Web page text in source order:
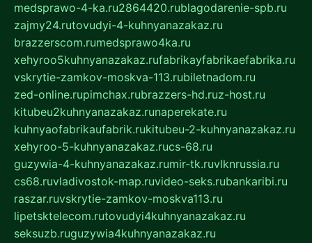
medsprawo-4-ka.ru2864420.rublagodarenie-spb.ru
zajmy24.rutovudyi-4-kuhnyanazakaz.ru
brazzerscom.rumedsprawo4ka.ru
xehyroo5kuhnyanazakaz.rufabrikayfabrikaefabrika.ru
vskrytie-zamkov-moskva-113.rubiletnadom.ru
zed-online.rupimchax.rubrazzers-hd.ruz-host.ru
kitubeu2kuhnyanazakaz.runaperekate.ru
kuhnyaofabrikaufabrik.rukitubeu-2-kuhnyanazakaz.ru
xehyroo-5-kuhnyanazakaz.rucs-68.ru
guzywia-4-kuhnyanazakaz.rumir-tk.ruvlknrussia.ru
cs68.ruvladivostok-map.ruvideo-seks.rubankaribi.ru
raszar.ruvskrytie-zamkov-moskva113.ru
lipetsktelecom.rutovudyi4kuhnyanazakaz.ru
seksuzb.ruguzywia4kuhnyanazakaz.ru